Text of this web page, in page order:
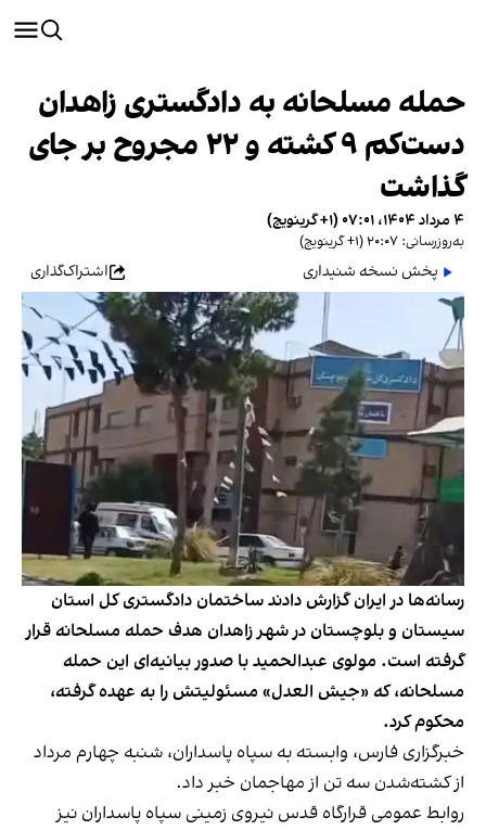
حمله مسلحانه به دادگستری زاهدان
دست‌کم ۹ کشته و ۲۲ مجروح بر جای
گذاشت
۴ مرداد ۱۴۰۴، ۰۷:۰۱ (‎+۱ گرینویچ)
به‌روزرسانی: ۲۰:۰۷ (‎+۱ گرینویچ)
پخش نسخه شنیداری اشتراک‌گذاری
رسانه‌ها در ایران گزارش دادند ساختمان دادگستری کل استان
سیستان و بلوچستان در شهر زاهدان هدف حمله مسلحانه قرار
گرفته است. مولوی عبدالحمید با صدور بیانیه‌ای این حمله
مسلحانه، که «جیش العدل» مسئولیتش را به عهده گرفته،
محکوم کرد.
خبرگزاری فارس، وابسته به سپاه پاسداران، شنبه چهارم مرداد
از کشته‌شدن سه تن از مهاجمان خبر داد.
روابط عمومی قرارگاه قدس نیروی زمینی سپاه پاسداران نیز